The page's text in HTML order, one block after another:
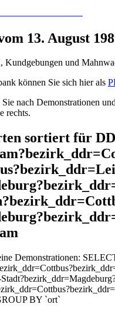
13. August
Kundgebungen und
können Sie sich hier als
nach Demonstrationen
rechts.
sortiert für
Demonstrationen:
BY `ort`